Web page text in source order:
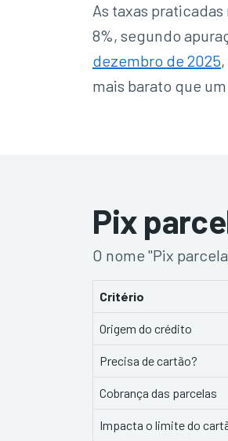
As taxas
8%, segundo
dezembro de 2025
mais barato que
Pix
O nome "Pix
Critério
Origem do crédito
Precisa de cartão?
Cobrança das parcelas
Impacta o limite do